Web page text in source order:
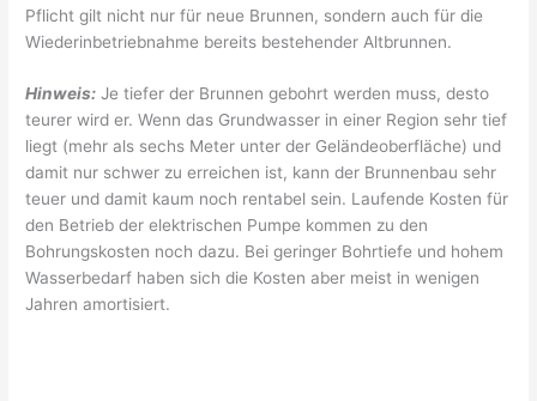
Pflicht gilt nicht nur für neue Brunnen, sondern auch für die
Wiederinbetriebnahme bereits bestehender Altbrunnen.
Hinweis: Je tiefer der Brunnen gebohrt werden muss, desto
teurer wird er. Wenn das Grundwasser in einer Region sehr tief
liegt (mehr als sechs Meter unter der Geländeoberfläche) und
damit nur schwer zu erreichen ist, kann der Brunnenbau sehr
teuer und damit kaum noch rentabel sein. Laufende Kosten für
den Betrieb der elektrischen Pumpe kommen zu den
Bohrungskosten noch dazu. Bei geringer Bohrtiefe und hohem
Wasserbedarf haben sich die Kosten aber meist in wenigen
Jahren amortisiert.